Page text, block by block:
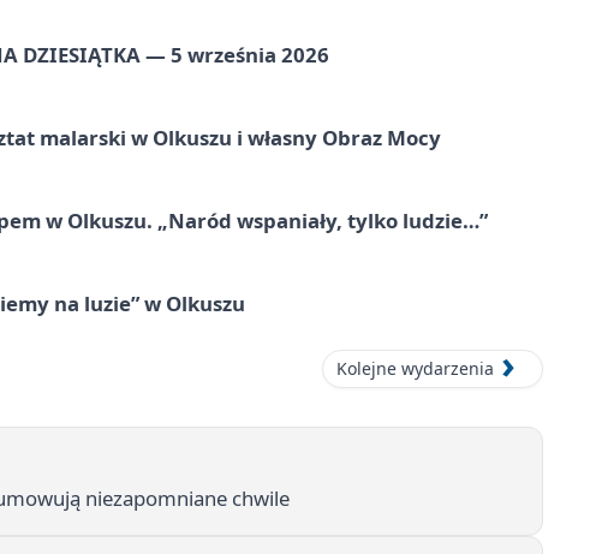
DZIESIĄTKA — 5 września 2026
malarski w Olkuszu i własny Obraz Mocy
w Olkuszu. „Naród wspaniały, tylko ludzie…”
na luzie” w Olkuszu
Kolejne wydarzenia
niezapomniane chwile